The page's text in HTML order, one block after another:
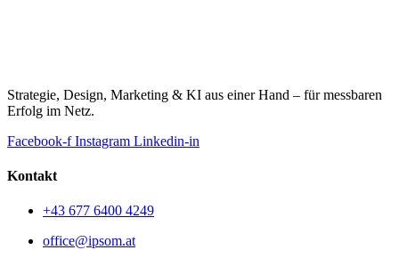
Strategie, Design, Marketing & KI aus einer Hand – für messbaren
Erfolg im Netz.
Facebook-f Instagram Linkedin-in
Kontakt
+43 677 6400 4249
office@ipsom.at